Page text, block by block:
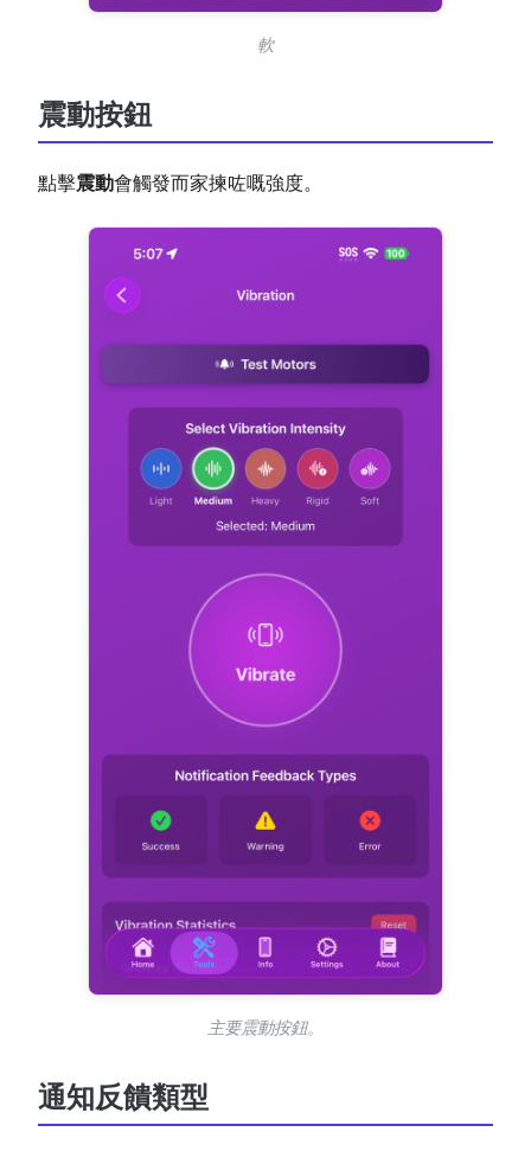
軟
震動按鈕
點擊震動會觸發而家揀咗嘅強度。
主要震動按鈕。
通知反饋類型